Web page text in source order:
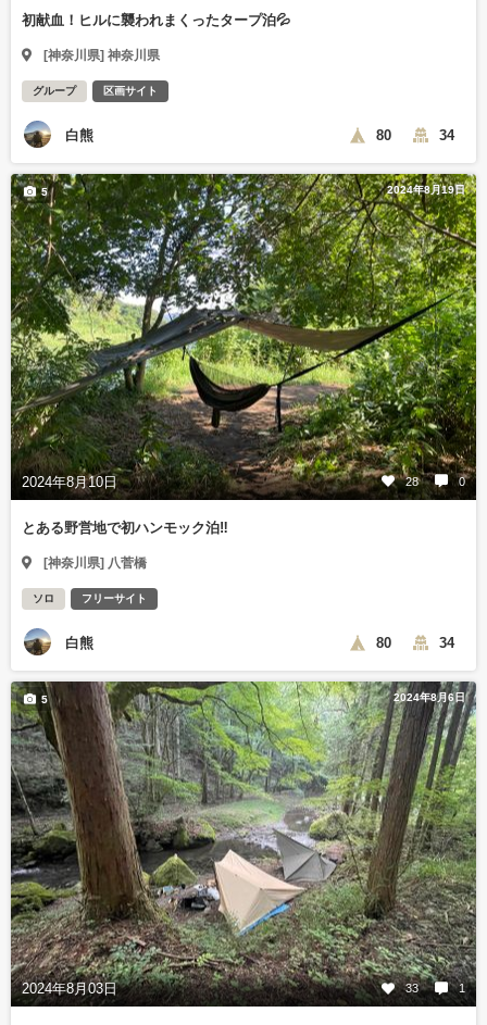
初献血！ヒルに襲われまくったタープ泊💦
[神奈川県] 神奈川県
グループ 区画サイト
白熊 80 34
2024年8月19日
2024年8月10日 28 0
5
とある野営地で初ハンモック泊‼️
[神奈川県] 八菅橋
ソロ フリーサイト
白熊 80 34
2024年8月6日
2024年8月03日 33 1
5